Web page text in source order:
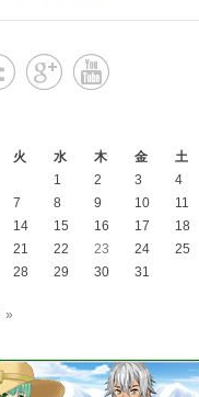
火 水 木 金
土
1
2 3
4
7 8 9 10
11
14 15 16 17
18
21 22 23 24
25
28 29 30 31
»